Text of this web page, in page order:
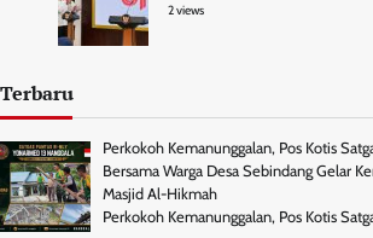
2 views
Terbaru
Perkokoh Kemanunggalan, Pos Kotis
Bersama Warga Desa Sebindang Gelar
Masjid Al-Hikmah
Perkokoh Kemanunggalan, Pos Kotis